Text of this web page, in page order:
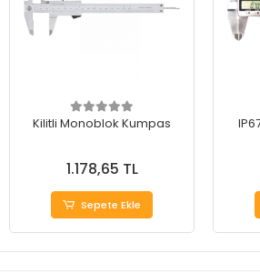
Kilitli Monoblok Kumpas
1.178,65 TL
Sepete Ekle